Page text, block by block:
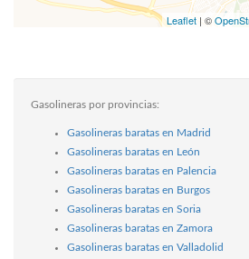
Leaflet | ©
Gasolineras por provincias:
Gasolineras baratas en Madrid
Gasolineras baratas en León
Gasolineras baratas en Palencia
Gasolineras baratas en Burgos
Gasolineras baratas en Soria
Gasolineras baratas en Zamora
Gasolineras baratas en Valladolid